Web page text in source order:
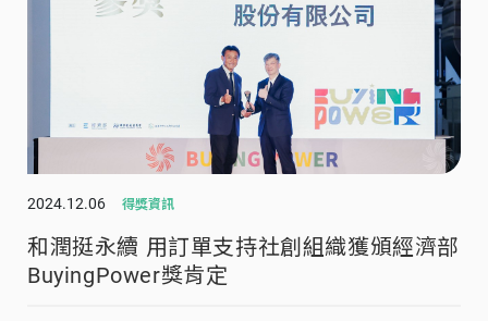
和潤挺永續 用訂單支持社創組織獲頒經濟部
BuyingPower獎肯定
2024.12.06 得獎資訊